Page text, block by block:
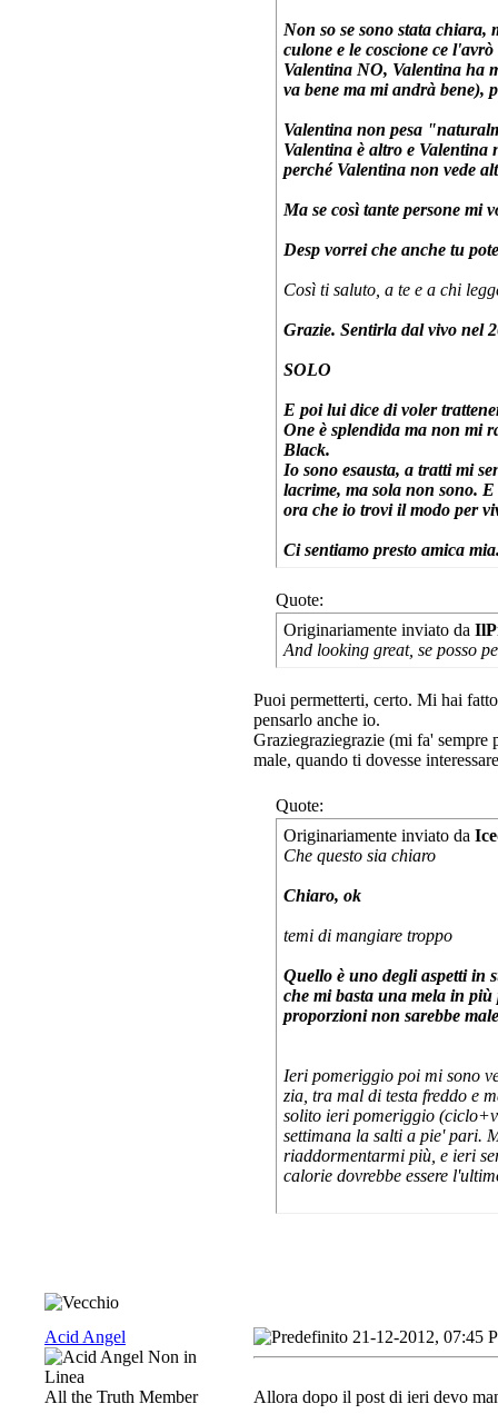
Non so se sono stata
culone e le coscione ce
Valentina NO, Valentina ha
va bene ma mi andrà bene),
Valentina non pesa
Valentina è altro e Valentina
perché Valentina non vede
Ma se così tante persone mi
Desp vorrei che anche tu
Così ti saluto, a te e a chi
Grazie. Sentirla dal vivo nel
SOLO
E poi lui dice di voler
One è splendida ma non mi
Black.
Io sono esausta, a tratti mi
lacrime, ma sola non sono. E
ora che io trovi il modo per
Ci sentiamo presto amica
Quote:
Originariamente inviato da
And looking great, se posso
Puoi permetterti, certo. Mi hai
pensarlo anche io.
Graziegraziegrazie (mi fa' sempre
male, quando ti dovesse
Quote:
Originariamente inviato da
Che questo sia chiaro
Chiaro, ok
temi di mangiare troppo
Quello è uno degli aspetti in
che mi basta una mela in
proporzioni non sarebbe
Ieri pomeriggio poi mi sono
zia, tra mal di testa freddo e
solito ieri pomeriggio
settimana la salti a pie' pari.
riaddormentarmi più, e ieri
calorie dovrebbe essere
Acid Angel
All the Truth Member
21-12-2012, 07:45
Allora dopo il post di ieri devo